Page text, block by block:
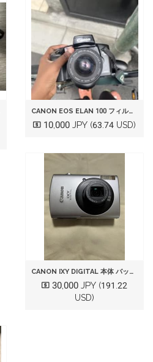
CANON EOS ELAN 100 フィルムカメラ 本体
10,000 JPY (63.74 USD)
CANON IXY DIGITAL 本体 バッテリー 充電器セット
30,000 JPY (191.22
USD)